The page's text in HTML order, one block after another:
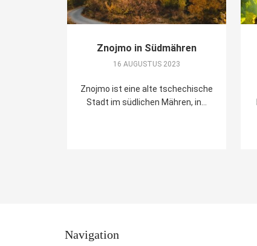
Znojmo in Südmähren
16 AUGUSTUS 2023
Znojmo ist eine alte tschechische
Stadt im südlichen Mähren, in...
Navigation